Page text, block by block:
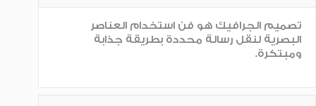
تصميم الجرافيك هو فن استخدام العناصر
البصرية لنقل رسالة محددة بطريقة جذابة
ومبتكرة.